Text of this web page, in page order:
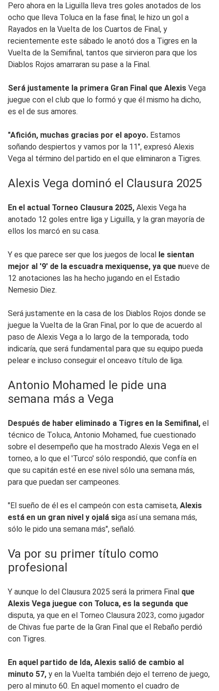
Pero ahora en la Liguilla lleva tres goles anotados de los
ocho que lleva Toluca en la fase final; le hizo un gol a
Rayados en la Vuelta de los Cuartos de Final, y
recientemente este sábado le anotó dos a Tigres en la
Vuelta de la Semifinal, tantos que sirvieron para que los
Diablos Rojos amarraran su pase a la Final.
Será justamente la primera Gran Final que Alexis Vega
juegue con el club que lo formó y que él mismo ha dicho,
es el de sus amores.
"Afición, muchas gracias por el apoyo. Estamos
soñando despiertos y vamos por la 11", expresó Alexis
Vega al término del partido en el que eliminaron a Tigres.
Alexis Vega dominó el Clausura 2025
En el actual Torneo Clausura 2025, Alexis Vega ha
anotado 12 goles entre liga y Liguilla, y la gran mayoría de
ellos los marcó en su casa.
Y es que parece ser que los juegos de local le sientan
mejor al '9' de la escuadra mexiquense, ya que nueve de
12 anotaciones las ha hecho jugando en el Estadio
Nemesio Diez.
Será justamente en la casa de los Diablos Rojos donde se
juegue la Vuelta de la Gran Final, por lo que de acuerdo al
paso de Alexis Vega a lo largo de la temporada, todo
indicaría, que será fundamental para que su equipo pueda
pelear e incluso conseguir el onceavo título de liga.
Antonio Mohamed le pide una
semana más a Vega
Después de haber eliminado a Tigres en la Semifinal, el
técnico de Toluca, Antonio Mohamed, fue cuestionado
sobre el desempeño que ha mostrado Alexis Vega en el
torneo, a lo que el 'Turco' sólo respondió, que confía en
que su capitán esté en ese nivel sólo una semana más,
para que puedan ser campeones.
"El sueño de él es el campeón con esta camiseta, Alexis
está en un gran nivel y ojalá siga así una semana más,
sólo le pido una semana más", señaló.
Va por su primer título como
profesional
Y aunque lo del Clausura 2025 será la primera Final que
Alexis Vega juegue con Toluca, es la segunda que
disputa, ya que en el Torneo Clausura 2023, como jugador
de Chivas fue parte de la Gran Final que el Rebaño perdió
con Tigres.
En aquel partido de Ida, Alexis salió de cambio al
minuto 57, y en la Vuelta también dejo el terreno de juego,
pero al minuto 60. En aquel momento el cuadro de